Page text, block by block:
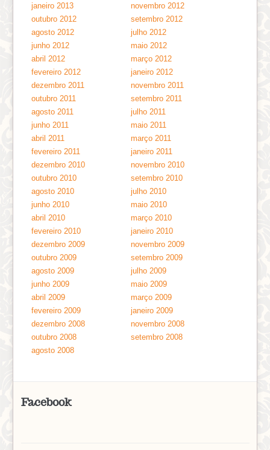
janeiro 2013
novembro 2012
outubro 2012
setembro 2012
agosto 2012
julho 2012
junho 2012
maio 2012
abril 2012
março 2012
fevereiro 2012
janeiro 2012
dezembro 2011
novembro 2011
outubro 2011
setembro 2011
agosto 2011
julho 2011
junho 2011
maio 2011
abril 2011
março 2011
fevereiro 2011
janeiro 2011
dezembro 2010
novembro 2010
outubro 2010
setembro 2010
agosto 2010
julho 2010
junho 2010
maio 2010
abril 2010
março 2010
fevereiro 2010
janeiro 2010
dezembro 2009
novembro 2009
outubro 2009
setembro 2009
agosto 2009
julho 2009
junho 2009
maio 2009
abril 2009
março 2009
fevereiro 2009
janeiro 2009
dezembro 2008
novembro 2008
outubro 2008
setembro 2008
agosto 2008
Facebook